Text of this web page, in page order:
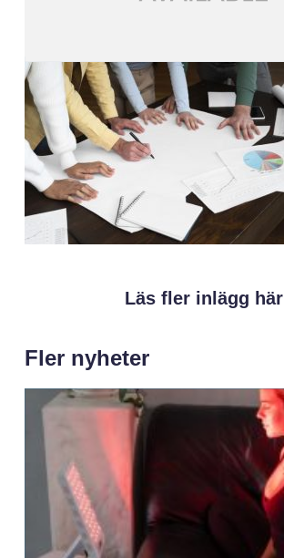
Läs fler inlägg här
Fler nyheter